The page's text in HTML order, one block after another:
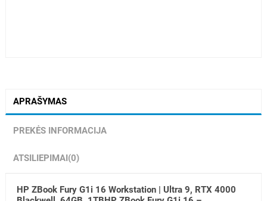
APRAŠYMAS
PREKĖS INFORMACIJA
ATSILIEPIMAI(0)
HP ZBook Fury G1i 16 Workstation | Ultra 9, RTX 4000